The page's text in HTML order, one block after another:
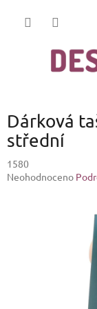
Dárková
střední
1580
Průměrné
Neohodnoceno